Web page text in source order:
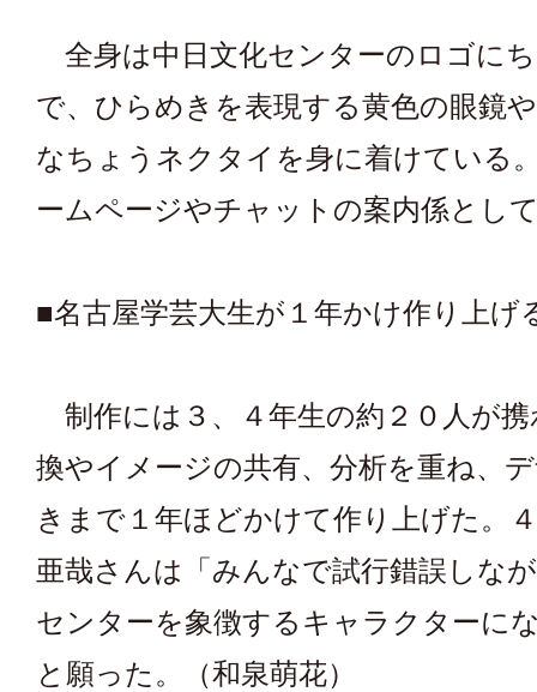
全身は中日文化センターのロゴに
で、ひらめきを表現する黄色の眼鏡
なちょうネクタイを身に着けている
ームページやチャットの案内係とし
■名古屋学芸大生が１年かけ作り上げ
制作には３、４年生の約２０人が携
換やイメージの共有、分析を重ね、
きまで１年ほどかけて作り上げた。
亜哉さんは「みんなで試行錯誤しな
センターを象徴するキャラクターに
と願った。（和泉萌花）